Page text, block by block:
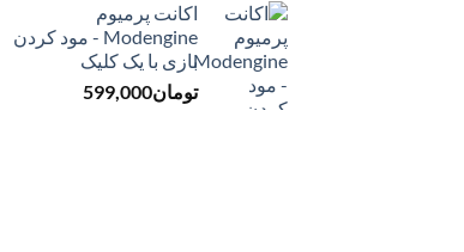
اکانت پرمیوم
Modengine - مود کردن
بازی با یک کلیک
تومان599,000